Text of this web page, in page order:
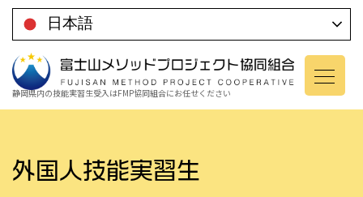
静岡県内の技能実習生受入はFMP協同組合にお任せください
外国人技能実習生
日本語